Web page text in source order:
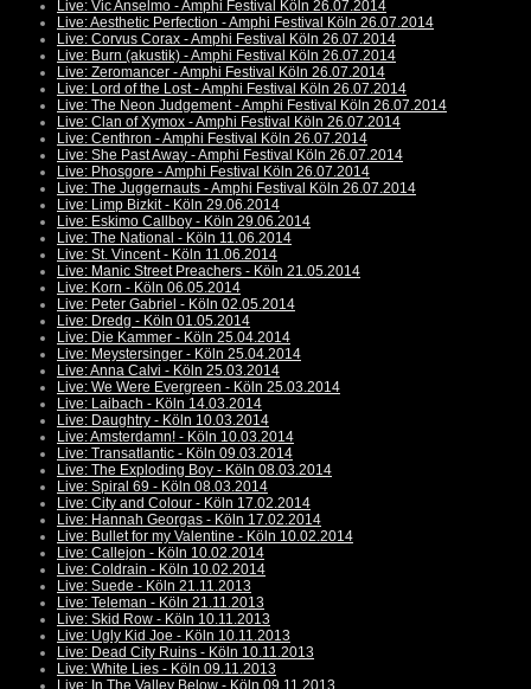
Live: Vic Anselmo - Amphi Festival Köln 26.07.2014
Live: Aesthetic Perfection - Amphi Festival Köln 26.07.2014
Live: Corvus Corax - Amphi Festival Köln 26.07.2014
Live: Burn (akustik) - Amphi Festival Köln 26.07.2014
Live: Zeromancer - Amphi Festival Köln 26.07.2014
Live: Lord of the Lost - Amphi Festival Köln 26.07.2014
Live: The Neon Judgement - Amphi Festival Köln 26.07.2014
Live: Clan of Xymox - Amphi Festival Köln 26.07.2014
Live: Centhron - Amphi Festival Köln 26.07.2014
Live: She Past Away - Amphi Festival Köln 26.07.2014
Live: Phosgore - Amphi Festival Köln 26.07.2014
Live: The Juggernauts - Amphi Festival Köln 26.07.2014
Live: Limp Bizkit - Köln 29.06.2014
Live: Eskimo Callboy - Köln 29.06.2014
Live: The National - Köln 11.06.2014
Live: St. Vincent - Köln 11.06.2014
Live: Manic Street Preachers - Köln 21.05.2014
Live: Korn - Köln 06.05.2014
Live: Peter Gabriel - Köln 02.05.2014
Live: Dredg - Köln 01.05.2014
Live: Die Kammer - Köln 25.04.2014
Live: Meystersinger - Köln 25.04.2014
Live: Anna Calvi - Köln 25.03.2014
Live: We Were Evergreen - Köln 25.03.2014
Live: Laibach - Köln 14.03.2014
Live: Daughtry - Köln 10.03.2014
Live: Amsterdamn! - Köln 10.03.2014
Live: Transatlantic - Köln 09.03.2014
Live: The Exploding Boy - Köln 08.03.2014
Live: Spiral 69 - Köln 08.03.2014
Live: City and Colour - Köln 17.02.2014
Live: Hannah Georgas - Köln 17.02.2014
Live: Bullet for my Valentine - Köln 10.02.2014
Live: Callejon - Köln 10.02.2014
Live: Coldrain - Köln 10.02.2014
Live: Suede - Köln 21.11.2013
Live: Teleman - Köln 21.11.2013
Live: Skid Row - Köln 10.11.2013
Live: Ugly Kid Joe - Köln 10.11.2013
Live: Dead City Ruins - Köln 10.11.2013
Live: White Lies - Köln 09.11.2013